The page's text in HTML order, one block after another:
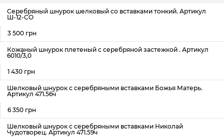
Серебряный шнурок шелковый со вставками тонкий. Артикул
Ш-12-СО
3 500 грн
Кожаный шнурок плетеный с серебряной застежкой . Артикул
6010/3,0
1 430 грн
Шелковый шнурок с серебряными вставками Божья Матерь.
Артикул 471.56ч
6 350 грн
Шелковый шнурок с серебряными вставками Николай
Чудотворец. Артикул 471.59ч